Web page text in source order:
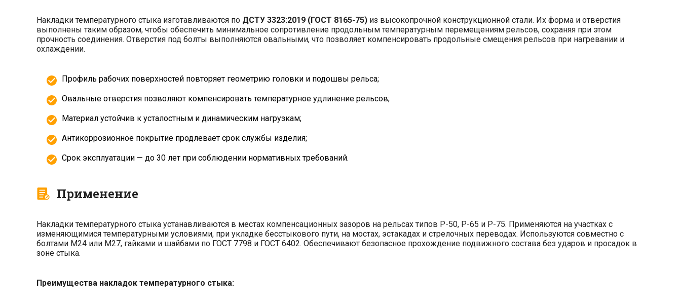
Накладки температурного стыка изготавливаются по ДСТУ 3323:2019 (ГОСТ 8165-75) из высокопрочной конструкционной стали. Их форма и отверстия
выполнены таким образом, чтобы обеспечить минимальное сопротивление продольным температурным перемещениям рельсов, сохраняя при этом
прочность соединения. Отверстия под болты выполняются овальными, что позволяет компенсировать продольные смещения рельсов при нагревании и
охлаждении.
Профиль рабочих поверхностей повторяет геометрию головки и подошвы рельса;
Овальные отверстия позволяют компенсировать температурное удлинение рельсов;
Материал устойчив к усталостным и динамическим нагрузкам;
Антикоррозионное покрытие продлевает срок службы изделия;
Срок эксплуатации — до 30 лет при соблюдении нормативных требований.
Применение
Накладки температурного стыка устанавливаются в местах компенсационных зазоров на рельсах типов Р-50, Р-65 и Р-75. Применяются на участках с
изменяющимися температурными условиями, при укладке бесстыкового пути, на мостах, эстакадах и стрелочных переводах. Используются совместно с
болтами М24 или М27, гайками и шайбами по ГОСТ 7798 и ГОСТ 6402. Обеспечивают безопасное прохождение подвижного состава без ударов и просадок в
зоне стыка.
Преимущества накладок температурного стыка: